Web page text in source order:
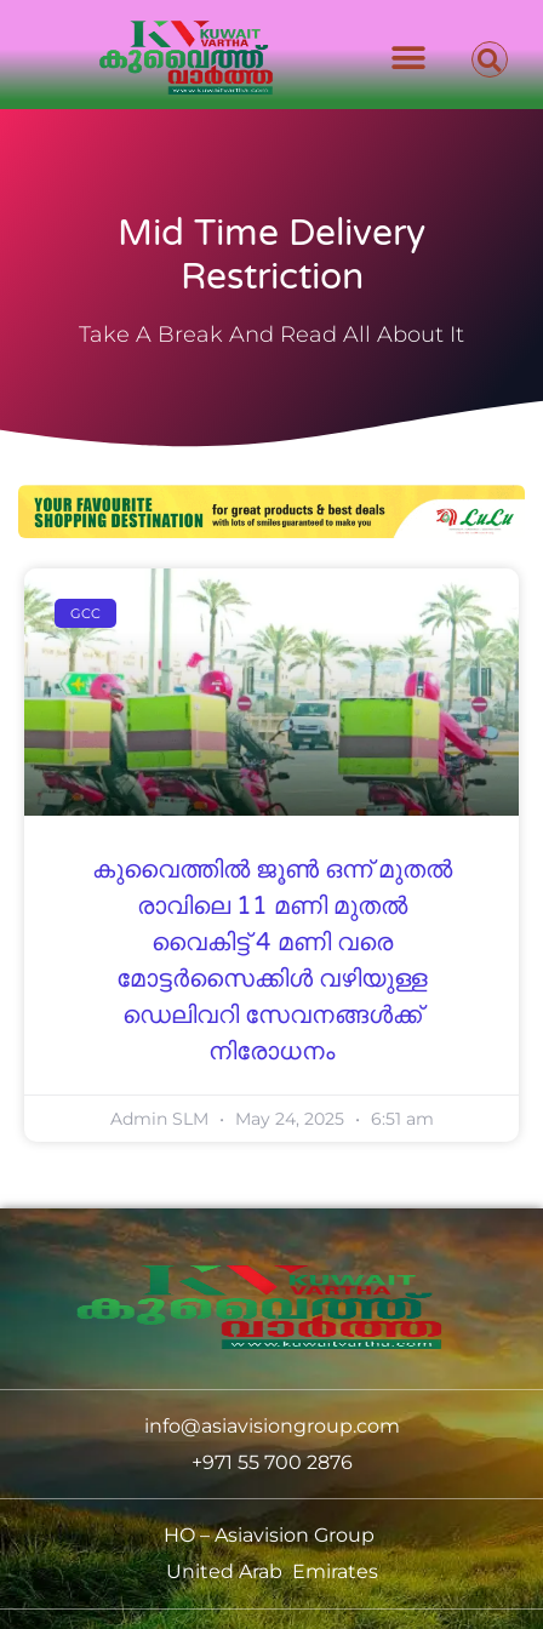
Mid Time Delivery
Restriction
Take A Break And Read All About It
GCC
കുവൈത്തിൽ ജൂൺ ഒന്ന് മുതൽ
രാവിലെ 11 മണി മുതൽ
വൈകിട്ട് 4 മണി വരെ
മോട്ടർസൈക്കിൾ വഴിയുള്ള
ഡെലിവറി സേവനങ്ങൾക്ക്
നിരോധനം
Admin SLM May 24, 2025 6:51 am
info@asiavisiongroup.com
+971 55 700 2876
HO – Asiavision Group
United Arab Emirates